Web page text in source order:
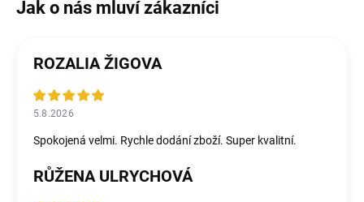
ROZALIA ŽIGOVA
5.8.2026
Spokojená velmi. Rychle dodání zboží. Super kvalitní.
RŮŽENA ULRYCHOVÁ